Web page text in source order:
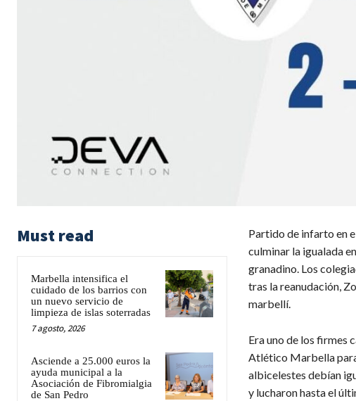
Must read
Marbella intensifica el
cuidado de los barrios con
un nuevo servicio de
limpieza de islas soterradas
7 agosto, 2026
Asciende a 25.000 euros la
ayuda municipal a la
Asociación de Fibromialgia
de San Pedro
Partido de infarto en
culminar la igualada
granadino. Los
tras la reanudación,
marbellí.
Era uno de los firmes
Atlético Marbella
albicelestes debían
y lucharon hasta el